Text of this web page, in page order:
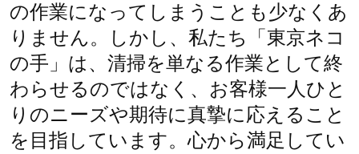
の作業になってしまうことも少なくあ
りません。しかし、私たち「東京ネコ
の手」は、清掃を単なる作業として終
わらせるのではなく、お客様一人ひと
りのニーズや期待に真摯に応えること
を目指しています。心から満足してい